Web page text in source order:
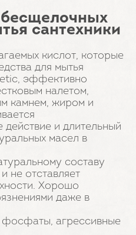
сантехники
кислот, которые
для мытья
эффективно
налетом,
камнем, жиром и
действие и длительный
масел в
составу
не отставляет
Хорошо
даже в
агрессивные